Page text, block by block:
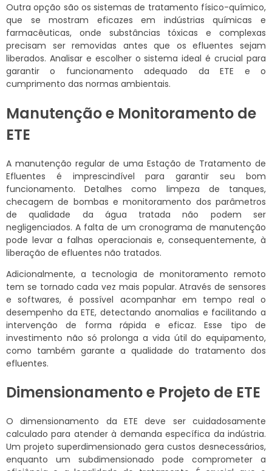
Outra opção são os sistemas de tratamento físico-químico,
que se mostram eficazes em indústrias químicas e
farmacêuticas, onde substâncias tóxicas e complexas
precisam ser removidas antes que os efluentes sejam
liberados. Analisar e escolher o sistema ideal é crucial para
garantir o funcionamento adequado da ETE e o
cumprimento das normas ambientais.
Manutenção e Monitoramento de
ETE
A manutenção regular de uma Estação de Tratamento de
Efluentes é imprescindível para garantir seu bom
funcionamento. Detalhes como limpeza de tanques,
checagem de bombas e monitoramento dos parâmetros
de qualidade da água tratada não podem ser
negligenciados. A falta de um cronograma de manutenção
pode levar a falhas operacionais e, consequentemente, à
liberação de efluentes não tratados.
Adicionalmente, a tecnologia de monitoramento remoto
tem se tornado cada vez mais popular. Através de sensores
e softwares, é possível acompanhar em tempo real o
desempenho da ETE, detectando anomalias e facilitando a
intervenção de forma rápida e eficaz. Esse tipo de
investimento não só prolonga a vida útil do equipamento,
como também garante a qualidade do tratamento dos
efluentes.
Dimensionamento e Projeto de ETE
O dimensionamento da ETE deve ser cuidadosamente
calculado para atender à demanda específica da indústria.
Um projeto superdimensionado gera custos desnecessários,
enquanto um subdimensionado pode comprometer a